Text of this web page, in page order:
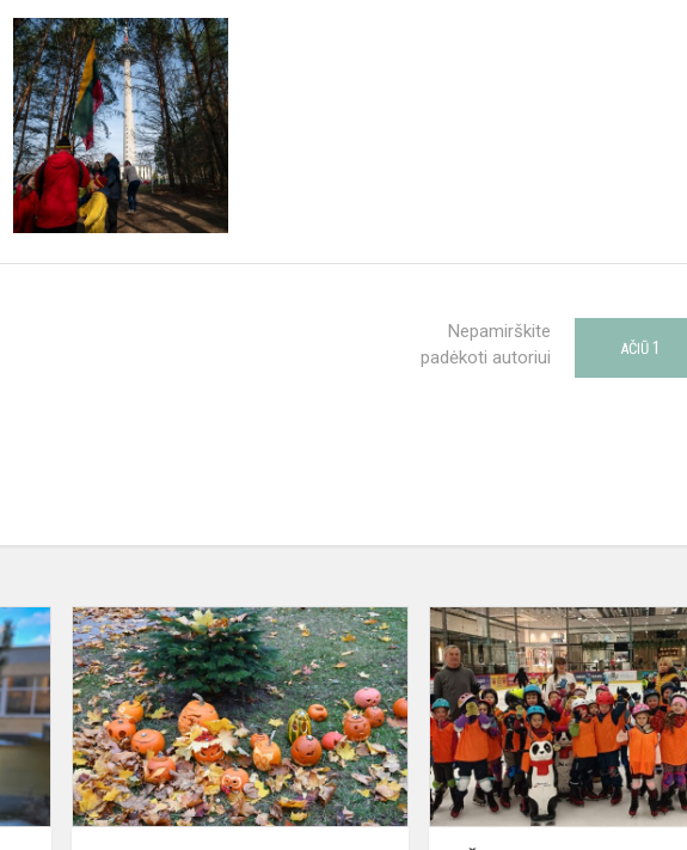
Nepamirškite
padėkoti autoriui
AČIŪ 1
Sausio13-
aja
paminėjome
laisvės
gynėjų
dieną
Moliūgų
labirintas
2024